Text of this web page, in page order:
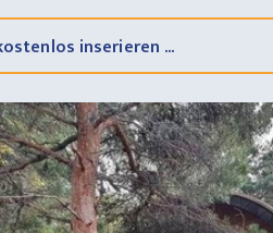
inserieren ...